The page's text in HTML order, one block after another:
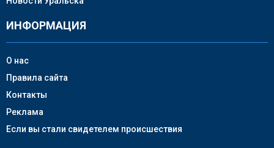
ИНФОРМАЦИЯ
О нас
Правила сайта
Контакты
Реклама
Если вы стали свидетелем происшествия